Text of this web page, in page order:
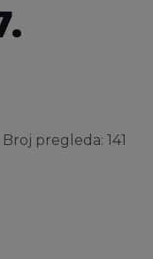
Broj pregleda: 141